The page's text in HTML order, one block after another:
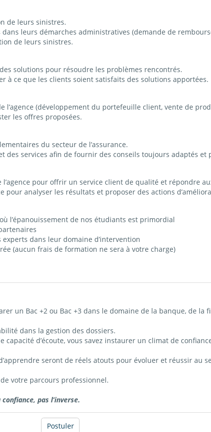
de leurs sinistres.
leurs démarches administratives (demande de
de leurs sinistres.
solutions pour résoudre les problèmes rencontrés.
à ce que les clients soient satisfaits des solutions apportées.
l’agence (développement du portefeuille client, vente de
les offres proposées.
du secteur de l’assurance.
des services afin de fournir des conseils toujours adaptés et
pour offrir un service client de qualité et répondre
analyser les résultats et proposer des actions
l’épanouissement de nos étudiants est primordial
dans leur domaine d’intervention
(aucun frais de formation ne sera à votre charge)
un Bac +2 ou Bac +3 dans le domaine de la banque, de la
dans la gestion des dossiers.
capacité d’écoute, vous savez instaurer un climat de
seront de réels atouts pour évoluer et réussir au
votre parcours professionnel.
pas l’inverse.
Postuler